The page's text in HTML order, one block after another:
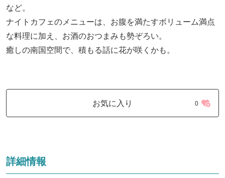
など。
ナイトカフェのメニューは、お腹を満たすボリューム満点
な料理に加え、お酒のおつまみも勢ぞろい。
癒しの南国空間で、積もる話に花が咲くかも。
お気に入り 0
詳細情報